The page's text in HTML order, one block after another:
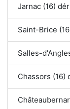
Jarnac (16)
Saint-Brice
Salles-
Chassors (16)